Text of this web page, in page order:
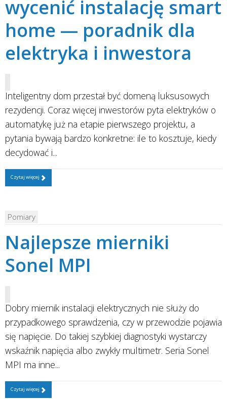
wycenić instalację smart
home — poradnik dla
elektryka i inwestora
Inteligentny dom przestał być domeną luksusowych
rezydencji. Coraz więcej inwestorów pyta elektryków o
automatykę już na etapie pierwszego projektu, a
pytania bywają bardzo konkretne: ile to kosztuje, kiedy
decydować i...
Czytaj więcej
Pomiary
Najlepsze mierniki
Sonel MPI
Dobry miernik instalacji elektrycznych nie służy do
przypadkowego sprawdzenia, czy w przewodzie pojawia
się napięcie. Do takiej szybkiej diagnostyki wystarczy
wskaźnik napięcia albo zwykły multimetr. Seria Sonel
MPI ma inne...
Czytaj więcej